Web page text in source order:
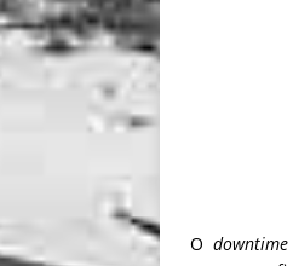
Odowntime